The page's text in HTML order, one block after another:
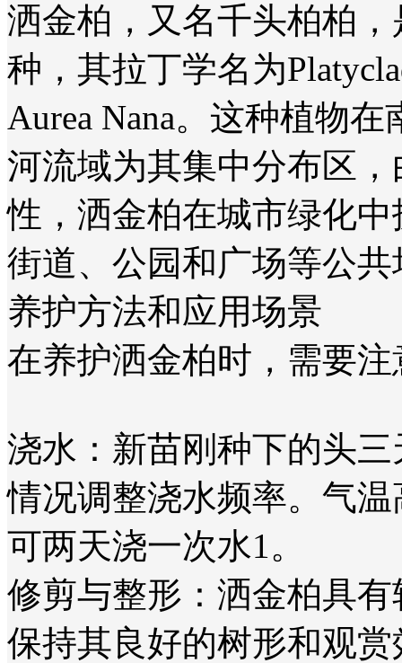
洒金柏，又名千头柏柏
种，其拉丁学名为
Aurea Nana。这种植物
河流域为其集中分布区‌
性，洒金柏在城市绿化
街道、公园和广场等公
养护方法和应用场景
在养护洒金柏时，需要
浇水‌：新苗刚种下的头
情况调整浇水频率。气
可两天浇一次水‌1。
修剪与整形‌：洒金柏具
保持其良好的树形和观